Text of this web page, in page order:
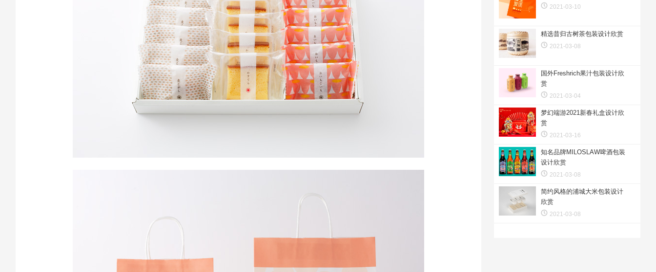
2021-03-10
精选昔归古树茶包装设计欣赏
2021-03-08
国外Freshrich果汁包装设计欣
赏
2021-03-04
梦幻端游2021新春礼盒设计欣
赏
2021-03-16
知名品牌MILOSLAW啤酒包装
设计欣赏
2021-03-08
简约风格的浦城大米包装设计
欣赏
2021-03-08